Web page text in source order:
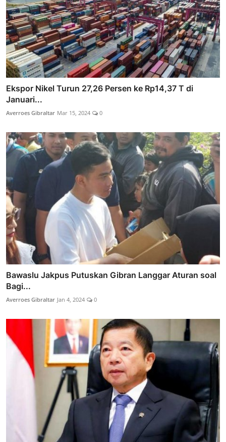
Ekspor Nikel Turun 27,26 Persen ke Rp14,37 T di
Januari...
Averroes Gibraltar Mar 15, 2024 0
Bawaslu Jakpus Putuskan Gibran Langgar Aturan soal
Bagi...
Averroes Gibraltar Jan 4, 2024 0